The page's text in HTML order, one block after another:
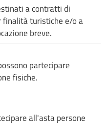
a contratti di
finalità turistiche e/o a
breve.
partecipare
fisiche.
all'asta persone